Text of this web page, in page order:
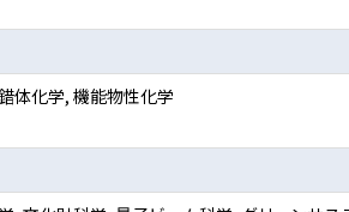
体化学, 機能物性化学